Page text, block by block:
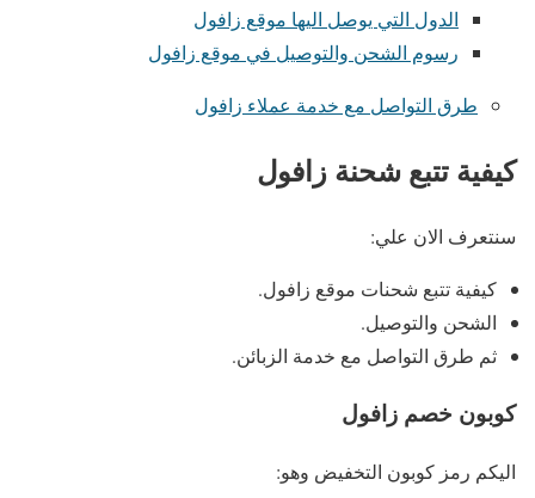
الدول التي يوصل اليها موقع زافول
رسوم الشحن والتوصيل في موقع زافول
طرق التواصل مع خدمة عملاء زافول
كيفية تتبع شحنة زافول
سنتعرف الان علي:
كيفية تتبع شحنات موقع زافول.
الشحن والتوصيل.
ثم طرق التواصل مع خدمة الزبائن.
كوبون خصم زافول
اليكم رمز كوبون التخفيض وهو: